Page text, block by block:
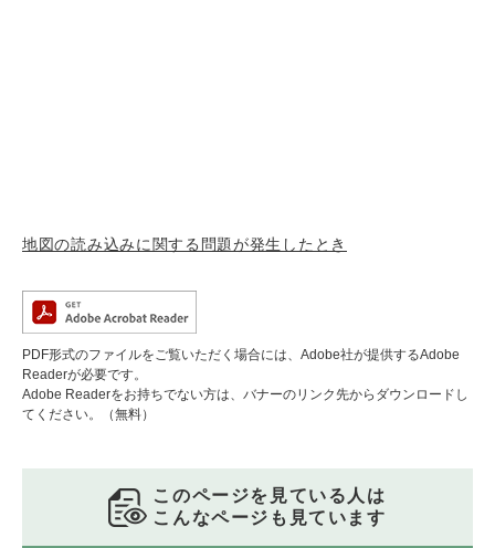
地図の読み込みに関する問題が発生したとき
PDF形式のファイルをご覧いただく場合には、Adobe社が提供するAdobe
Readerが必要です。
Adobe Readerをお持ちでない方は、バナーのリンク先からダウンロードし
てください。（無料）
このページを見ている人は
こんなページも見ています